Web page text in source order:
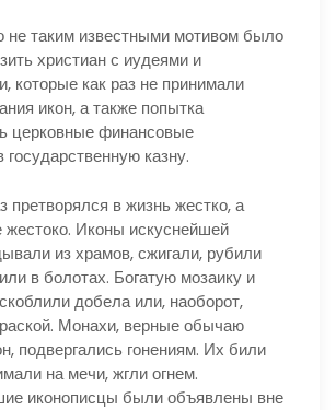
не таким известными мотивом было
христиан с иудеями и
которые как раз не принимали
икон, а также попытка
церковные финансовые
государственную казну.
претворялся в жизнь жестко, а
Иконы искуснейшей
из храмов, сжигали, рубили
в болотах. Богатую мозаику и
добела или, наоборот,
Монахи, верные обычаю
подвергались гонениям. Их били
на мечи, жгли огнем.
иконописцы были объявлены вне